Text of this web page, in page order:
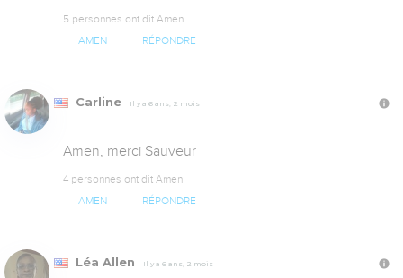
5 personnes ont dit Amen
AMEN RÉPONDRE
Carline Il y a 6 ans, 2 mois
Amen, merci Sauveur
4 personnes ont dit Amen
AMEN RÉPONDRE
Léa Allen Il y a 6 ans, 2 mois